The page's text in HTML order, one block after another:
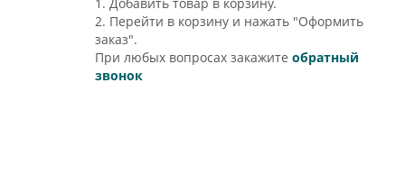
2. Перейти в корзину и нажать "Оформить
заказ".
При любых вопросах закажите обратный
звонок